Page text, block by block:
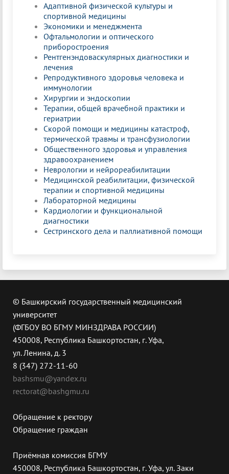
Адаптивной физической культуры и
спортивной медицины
Экономики и менеджмента
Офтальмологии и оптического
приборостроения
Рентгенэндоваскулярных диагностики и
лечения
Репродуктивного здоровья человека и
иммунологии
Хирургии и эндоскопии
Терапии, общей врачебной практики и
гериатрии
Скорой помощи и медицины катастроф,
термической травмы и трансфузиологии
Общественного здоровья и управления
здравоохранением
Неврологии и нейрореабилитации
Медицинской реабилитации, физической
терапии и спортивной медицины
Лабораторной медицины
Кардиологии и функциональной
диагностики
Сестринского дела и паллиативной помощи
© Башкирский государственный медицинский
университет
(ФГБОУ ВО БГМУ МИНЗДРАВА РОССИИ)
450008, Республика Башкортостан, г. Уфа,
ул. Ленина, д. 3
8 (347) 272-11-60
bashsmu@yandex.ru
rectorat@bashgmu.ru
Обращение к ректору
Обращение граждан
Приёмная комиссия БГМУ
450008, Республика Башкортостан, г. Уфа, ул. Заки